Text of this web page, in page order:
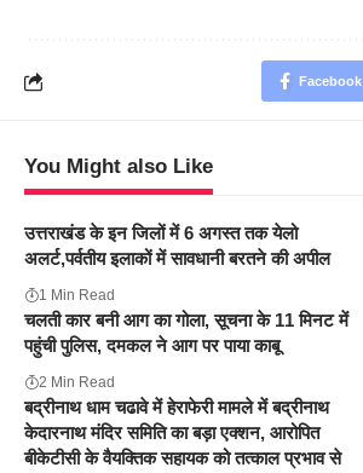
Facebook
You Might also Like
उत्तराखंड के इन जिलों में 6 अगस्त तक येलो
अलर्ट,पर्वतीय इलाकों में सावधानी बरतने की अपील
1 Min Read
चलती कार बनी आग का गोला, सूचना के 11 मिनट में
पहुंची पुलिस, दमकल ने आग पर पाया काबू
2 Min Read
बद्रीनाथ धाम चढावे में हेराफेरी मामले में बद्रीनाथ
केदारनाथ मंदिर समिति का बड़ा एक्शन, आरोपित
बीकेटीसी के वैयक्तिक सहायक को तत्काल प्रभाव से